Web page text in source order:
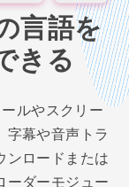
言語を
きる
ルやスクリー
字幕や音声トラ
ンロードまたは
ーダーモジュー